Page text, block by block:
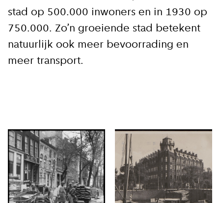
stad op 500.000 inwoners en in 1930 op
750.000. Zo’n groeiende stad betekent
natuurlijk ook meer bevoorrading en
meer transport.